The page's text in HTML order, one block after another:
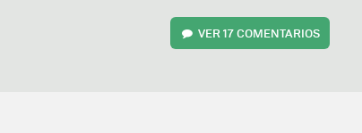
VER 17 COMENTARIOS